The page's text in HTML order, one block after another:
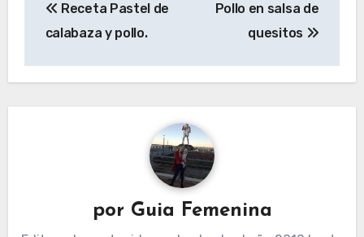
de
Receta Pastel de
calabaza y pollo.
Pollo en salsa de
quesitos
por Guia Femenina